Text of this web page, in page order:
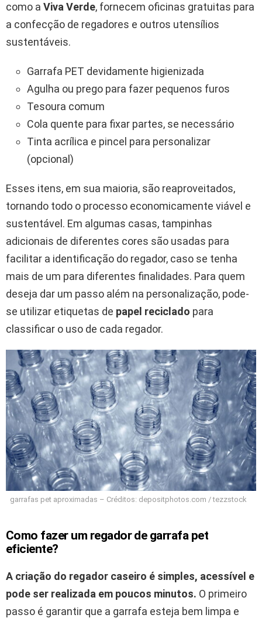
como a Viva Verde, fornecem oficinas gratuitas para
a confecção de regadores e outros utensílios
sustentáveis.
Garrafa PET devidamente higienizada
Agulha ou prego para fazer pequenos furos
Tesoura comum
Cola quente para fixar partes, se necessário
Tinta acrílica e pincel para personalizar
(opcional)
Esses itens, em sua maioria, são reaproveitados,
tornando todo o processo economicamente viável e
sustentável. Em algumas casas, tampinhas
adicionais de diferentes cores são usadas para
facilitar a identificação do regador, caso se tenha
mais de um para diferentes finalidades. Para quem
deseja dar um passo além na personalização, pode-
se utilizar etiquetas de papel reciclado para
classificar o uso de cada regador.
garrafas pet aproximadas – Créditos: depositphotos.com / tezzstock
Como fazer um regador de garrafa pet
eficiente?
A criação do regador caseiro é simples, acessível e
pode ser realizada em poucos minutos. O primeiro
passo é garantir que a garrafa esteja bem limpa e